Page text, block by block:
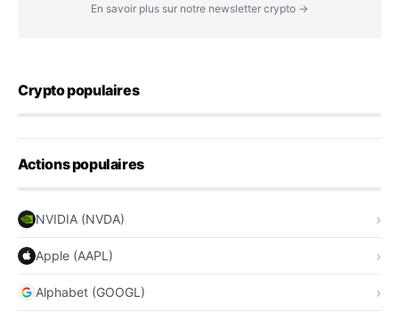
En savoir plus sur notre newsletter crypto →
Crypto populaires
Actions populaires
NVIDIA (NVDA)
Apple (AAPL)
Alphabet (GOOGL)